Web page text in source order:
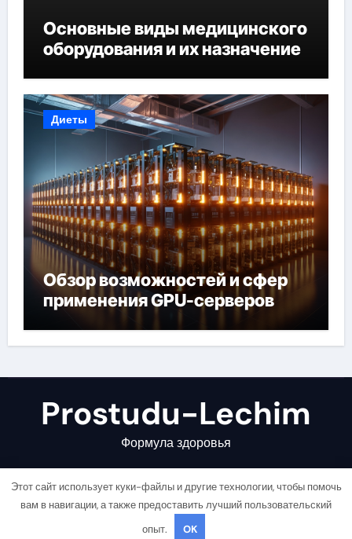
Основные виды медицинского
оборудования и их назначение
Диеты
Обзор возможностей и сфер
применения GPU-серверов
Prostudu-Lechim
Формула здоровья
Copyright © All rights reserved |
Этот сайт использует куки-файлы и другие технологии, чтобы помочь
вам в навигации, а также предоставить лучший пользовательский
опыт.
OK